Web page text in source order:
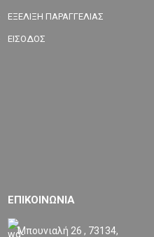
ΕΞΕΛΙΞΗ ΠΑΡΑΓΓΕΛΙΑΣ
ΕΙΣΟΔΟΣ
ΕΠΙΚΟΙΝΩΝΙΑ
Μπουνιαλή 26 , 73134,